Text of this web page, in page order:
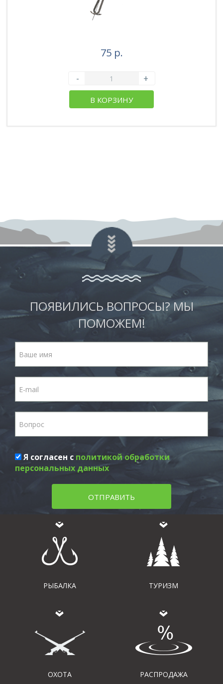
75 р.
- +
В КОРЗИНУ
ПОЯВИЛИСЬ ВОПРОСЫ? МЫ
ПОМОЖЕМ!
Я согласен с политикой обработки
персональных данных
ОТПРАВИТЬ
РЫБАЛКА ТУРИЗМ
ОХОТА РАСПРОДАЖА